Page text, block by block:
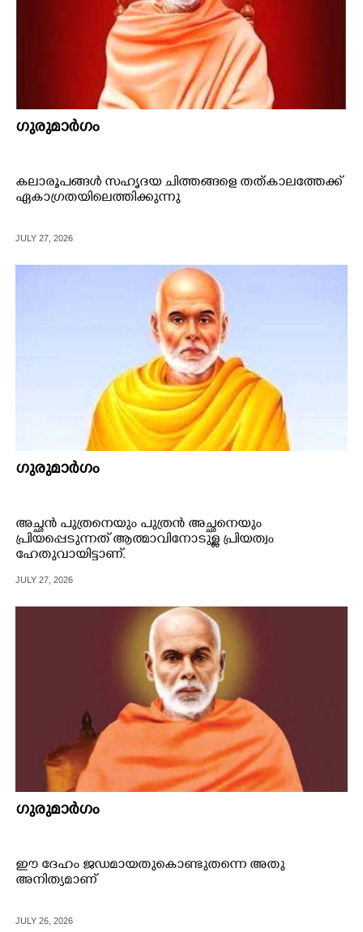
ഗുരുമാർഗം
കലാരൂപങ്ങൾ സഹൃദയ ചിത്തങ്ങളെ തത്കാലത്തേക്ക്
ഏകാഗ്രതയിലെത്തിക്കുന്നു
JULY 27, 2026
ഗുരുമാർഗം
അച്ഛൻ പുത്രനെയും പുത്രൻ അച്ഛനെയും
പ്രിയപ്പെടുന്നത് ആത്മാവിനോടുള്ള പ്രിയത്വം
ഹേതുവായിട്ടാണ്.
JULY 27, 2026
ഗുരുമാർഗം
ഈ ദേഹം ജഡമായതുകൊണ്ടുതന്നെ അതു
അനിത്യമാണ്
JULY 26, 2026